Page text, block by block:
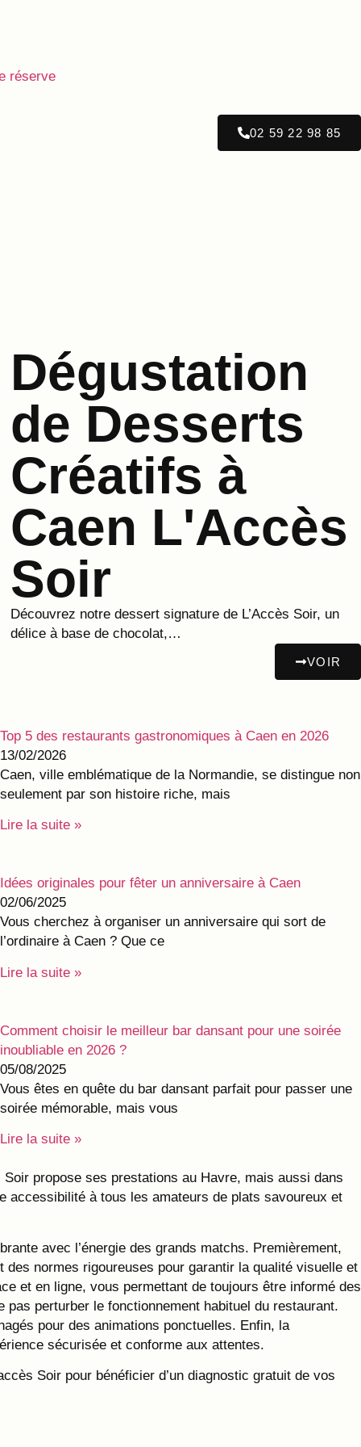
réserve
02 59 22 98 85
Dégustation
de Desserts
Créatifs à
Caen L'Accès
Soir
Découvrez notre dessert signature de L’Accès Soir, un
délice à base de chocolat,…
VOIR
Top 5 des restaurants gastronomiques à Caen en 2026
13/02/2026
Caen, ville emblématique de la Normandie, se distingue non
seulement par son histoire riche, mais
Lire la suite »
Idées originales pour fêter un anniversaire à Caen
02/06/2025
Vous cherchez à organiser un anniversaire qui sort de
l’ordinaire à Caen ? Que ce
Lire la suite »
Comment choisir le meilleur bar dansant pour une soirée
inoubliable en 2026 ?
05/08/2025
Vous êtes en quête du bar dansant parfait pour passer une
soirée mémorable, mais vous
Lire la suite »
propose ses prestations au Havre, mais aussi dans
accessibilité à tous les amateurs de plats savoureux et
avec l’énergie des grands matchs. Premièrement,
normes rigoureuses pour garantir la qualité visuelle et
et en ligne, vous permettant de toujours être informé des
perturber le fonctionnement habituel du restaurant.
pour des animations ponctuelles. Enfin, la
sécurisée et conforme aux attentes.
Soir pour bénéficier d’un diagnostic gratuit de vos